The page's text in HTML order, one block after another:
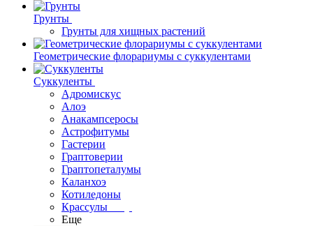
Грунты
Грунты для хищных растений
Геометрические флорариумы с суккулентами
Суккуленты
Адромискус
Алоэ
Анакампсеросы
Астрофитумы
Гастерии
Граптоверии
Граптопеталумы
Каланхоэ
Котиледоны
Крассулы
Еще